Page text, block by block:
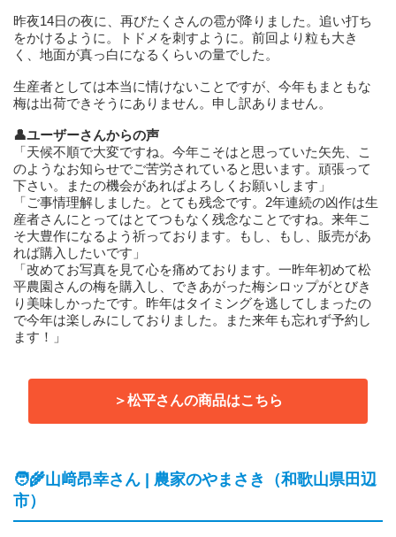
昨夜14日の夜に、再びたくさんの雹が降りました。追い打ち
をかけるように。トドメを刺すように。前回より粒も大き
く、地面が真っ白になるくらいの量でした。
生産者としては本当に情けないことですが、今年もまともな
梅は出荷できそうにありません。申し訳ありません。
👤ユーザーさんからの声
「天候不順で大変ですね。今年こそはと思っていた矢先、こ
のようなお知らせでご苦労されていると思います。頑張って
下さい。またの機会があればよろしくお願いします」
「ご事情理解しました。とても残念です。2年連続の凶作は生
産者さんにとってはとてつもなく残念なことですね。来年こ
そ大豊作になるよう祈っております。もし、もし、販売があ
れば購入したいです」
「改めてお写真を見て心を痛めております。一昨年初めて松
平農園さんの梅を購入し、できあがった梅シロップがとびき
り美味しかったです。昨年はタイミングを逃してしまったの
で今年は楽しみにしておりました。また来年も忘れず予約し
ます！」
＞松平さんの商品はこちら
🧑‍🌾山﨑昂幸さん | 農家のやまさき（和歌山県田辺
市）